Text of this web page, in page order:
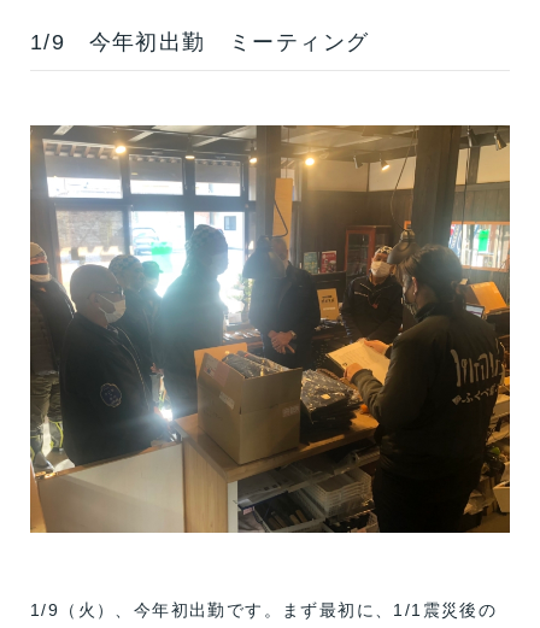
1/9 今年初出勤 ミーティング
1/9（火）、今年初出勤です。まず最初に、1/1震災後の